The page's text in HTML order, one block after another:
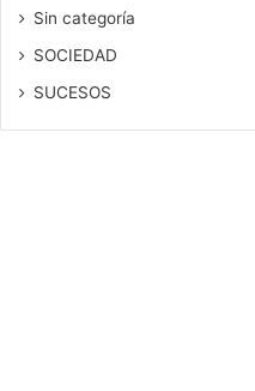
Sin categoría
SOCIEDAD
SUCESOS